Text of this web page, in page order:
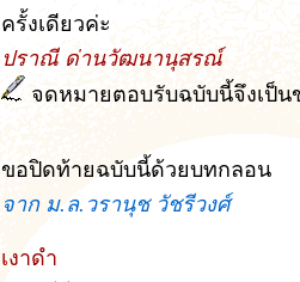
ครั้งเดียวค่ะ
ปราณี ด่านวัฒนานุสรณ์
จดหมายตอบรับฉบับนี้จึงเป็
ขอปิดท้ายฉบับนี้ด้วยบทกลอน
จาก ม.ล.วรานุช วัชรีวงศ์
เงาดำ